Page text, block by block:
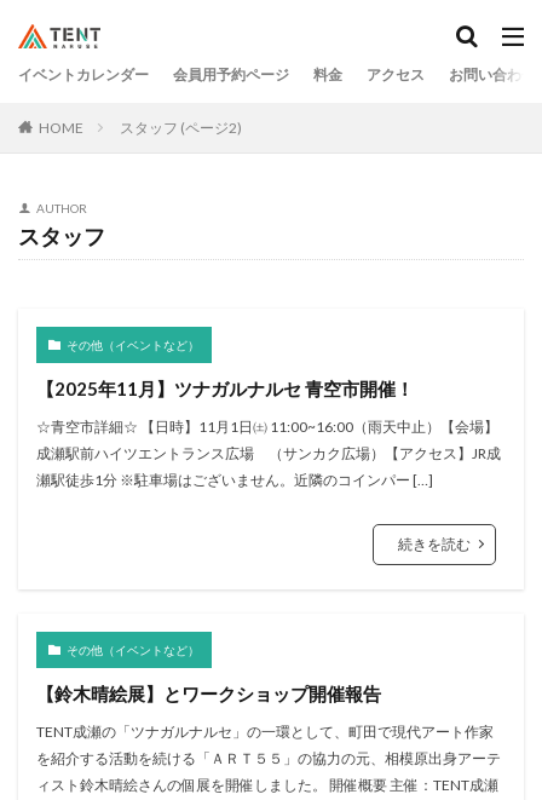
イベントカレンダー 会員用予約ページ 料金 アクセス お問い合わせ
HOME スタッフ (ページ2)
AUTHOR
スタッフ
その他（イベントなど）
【2025年11月】ツナガルナルセ 青空市開催！
☆青空市詳細☆ 【日時】11月1日㈯ 11:00~16:00（雨天中止）【会場】
成瀬駅前ハイツエントランス広場 （サンカク広場）【アクセス】JR成
瀬駅徒歩1分 ※駐車場はございません。近隣のコインパー […]
続きを読む
その他（イベントなど）
【鈴木晴絵展】とワークショップ開催報告
TENT成瀬の「ツナガルナルセ」の一環として、町田で現代アート作家
を紹介する活動を続ける「ＡＲＴ５５」の協力の元、相模原出身アーテ
ィスト鈴木晴絵さんの個展を開催しました。 開催概要 主催：TENT成瀬